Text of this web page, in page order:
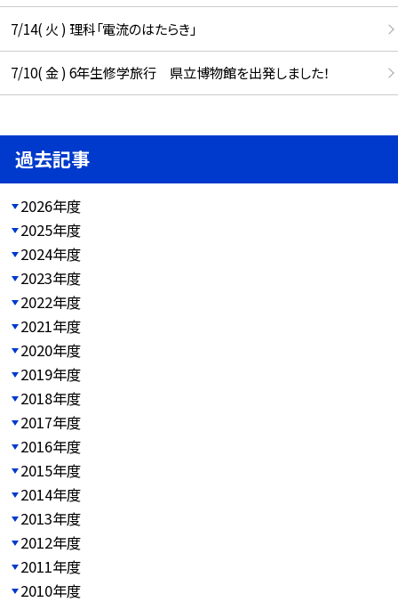
7/14( 火 ) 理科「電流のはたらき」
7/10( 金 ) 6年生修学旅行 県立博物館を出発しました！
過去記事
2026年度
2025年度
2024年度
2023年度
2022年度
2021年度
2020年度
2019年度
2018年度
2017年度
2016年度
2015年度
2014年度
2013年度
2012年度
2011年度
2010年度